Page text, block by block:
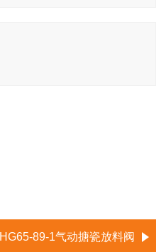
HG65-89-1气动搪瓷放料阀